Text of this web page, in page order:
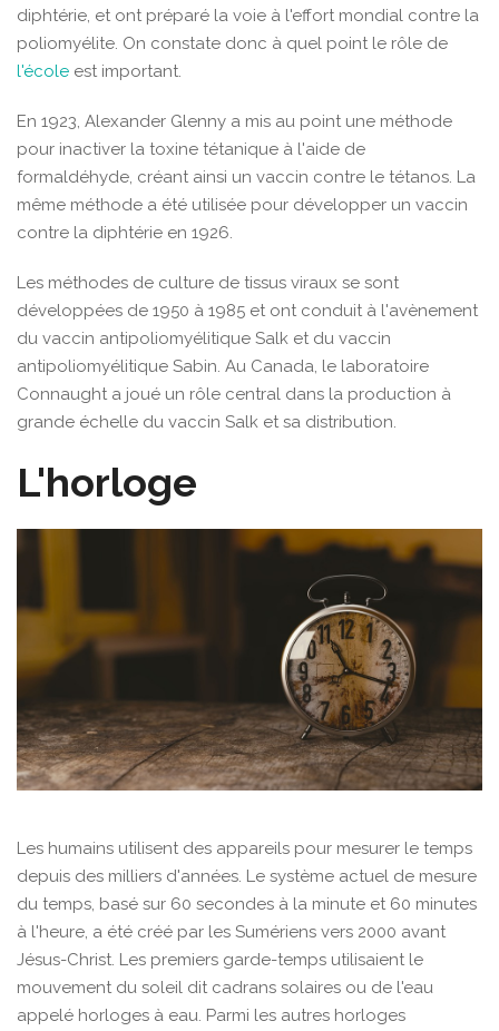
diphtérie, et ont préparé la voie à l'effort mondial contre la
poliomyélite. On constate donc à quel point le rôle de
l'école est important.
En 1923, Alexander Glenny a mis au point une méthode
pour inactiver la toxine tétanique à l'aide de
formaldéhyde, créant ainsi un vaccin contre le tétanos. La
même méthode a été utilisée pour développer un vaccin
contre la diphtérie en 1926.
Les méthodes de culture de tissus viraux se sont
développées de 1950 à 1985 et ont conduit à l'avènement
du vaccin antipoliomyélitique Salk et du vaccin
antipoliomyélitique Sabin. Au Canada, le laboratoire
Connaught a joué un rôle central dans la production à
grande échelle du vaccin Salk et sa distribution.
L'horloge
Les humains utilisent des appareils pour mesurer le temps
depuis des milliers d'années. Le système actuel de mesure
du temps, basé sur 60 secondes à la minute et 60 minutes
à l'heure, a été créé par les Sumériens vers 2000 avant
Jésus-Christ. Les premiers garde-temps utilisaient le
mouvement du soleil dit cadrans solaires ou de l'eau
appelé horloges à eau. Parmi les autres horloges